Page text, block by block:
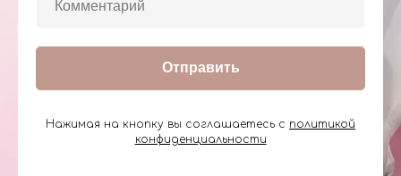
Отправить
Нажимая на кнопку вы соглашаетесь с политикой
конфиденциальности